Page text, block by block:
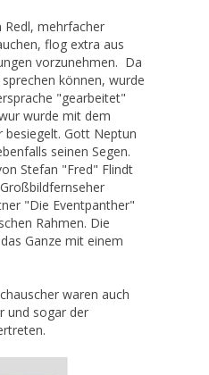
Redl, mehrfacher
flog extra aus
vorzunehmen. Da
können, wurde
"gearbeitet"
wurde mit dem
besiegelt. Gott Neptun
seinen Segen.
Stefan "Fred" Flindt
"Die Eventpanther"
Rahmen. Die
Ganze mit einem
waren auch
und sogar der